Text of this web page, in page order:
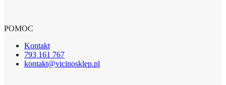
POMOC
Kontakt
793 161 767
kontakt@vicinosklep.pl